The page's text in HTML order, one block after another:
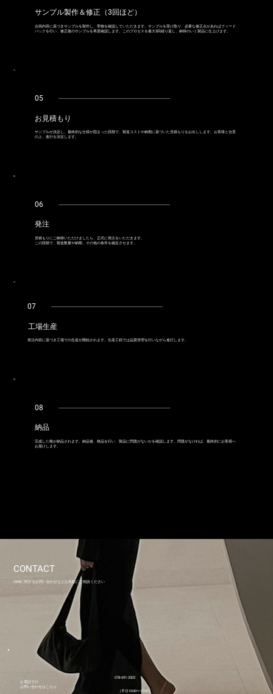
サンプル製作＆修正（3回ほど）
企画内容に基づきサンプルを製作し、実物を確認していただきます。サンプルを受け取り、必要な修正点があればフィード
バックを行い、修正後のサンプルを再度確認します。このプロセスを最大3回繰り返し、納得のいく製品に仕上げます。
05
お見積もり
サンプルが決定し、最終的な仕様が固まった段階で、製造コストや納期に基づいた見積もりをお出しします。お客様と合意
の上、進行を決定します。
06
発注
見積もりにご納得いただけましたら、正式に発注をいただきます。
この段階で、製造数量や納期、その他の条件を確定させます。
07
工場生産
発注内容に基づき工場での生産が開始されます。生産工程では品質管理を行いながら進行します。
08
納品
完成した靴が納品されます。納品後、検品を行い、製品に問題がないかを確認します。問題がなければ、最終的にお客様へ
お届けします。
CONTACT
OEMに関するお問い合わせなどお気軽にご相談ください
お電話での
​お問い合わせはこちら
078-691-2002
（平日10:00〜17:00)